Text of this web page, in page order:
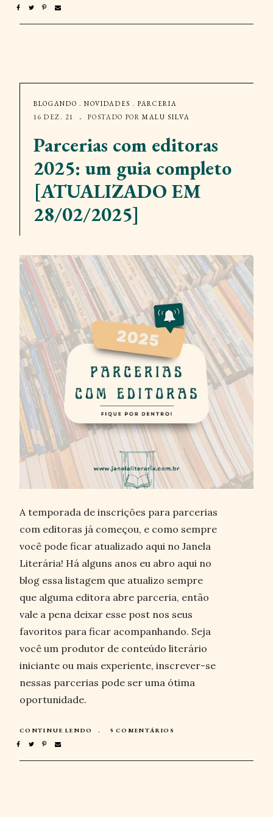
BLOGANDO .NOVIDADES . PARCERIA
16 DEZ. 21
POSTADO PORMALU SILVA
Parcerias com editoras
2025: um guia completo
[ATUALIZADO EM
28/02/2025]
A temporada de inscrições para parcerias
com editoras já começou, e como sempre
você pode ficar atualizado aqui no Janela
Literária! Há alguns anos eu abro aqui no
blog essa listagem que atualizo sempre
que alguma editora abre parceria, então
vale a pena deixar esse post nos seus
favoritos para ficar acompanhando. Seja
você um produtor de conteúdo literário
iniciante ou mais experiente, inscrever-se
nessas parcerias pode ser uma ótima
oportunidade.
CONTINUE LENDO 5 COMENTÁRIOS